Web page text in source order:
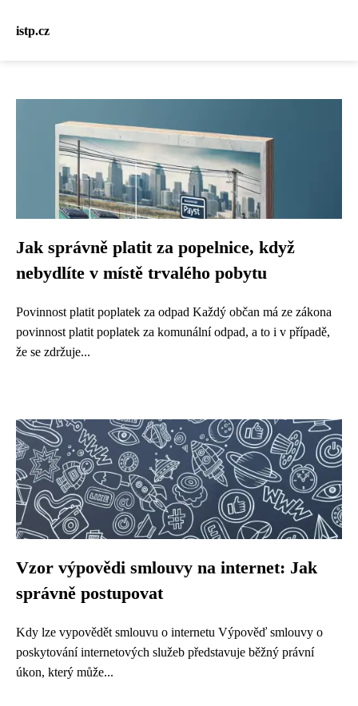
istp.cz
Jak správně platit za popelnice, když
nebydlíte v místě trvalého pobytu
Povinnost platit poplatek za odpad Každý občan má ze zákona
povinnost platit poplatek za komunální odpad, a to i v případě,
že se zdržuje...
Vzor výpovědi smlouvy na internet: Jak
správně postupovat
Kdy lze vypovědět smlouvu o internetu Výpověď smlouvy o
poskytování internetových služeb představuje běžný právní
úkon, který může...